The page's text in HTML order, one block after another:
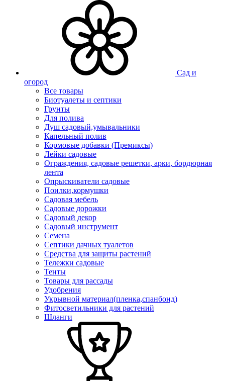
Сад и
огород
Все товары
Биотуалеты и септики
Грунты
Для полива
Душ садовый,умывальники
Капельный полив
Кормовые добавки (Премиксы)
Лейки садовые
Ограждения, садовые решетки, арки, бордюрная
лента
Опрыскиватели садовые
Поилки,кормушки
Садовая мебель
Садовые дорожки
Садовый декор
Садовый инструмент
Семена
Септики дачных туалетов
Средства для защиты растений
Тележки садовые
Тенты
Товары для рассады
Удобрения
Укрывной материал(пленка,спанбонд)
Фитосветильники для растений
Шланги